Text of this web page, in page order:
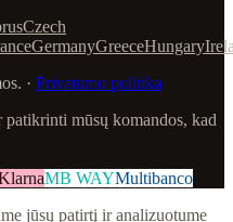
Czech
GermanyGreeceHungary
· Privatumo politika
mūsų komandos, kad
MB WAYMultibanco
jūsų patirtį ir analizuotume